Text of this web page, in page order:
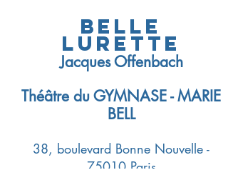
BELLE
LURETTE
Jacques Offenbach
Théâtre du GYMNASE - MARIE
BELL
38, boulevard Bonne Nouvelle -
75010 Paris